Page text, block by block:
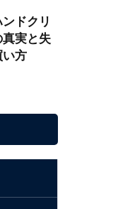
ドクリ
実と失
い方